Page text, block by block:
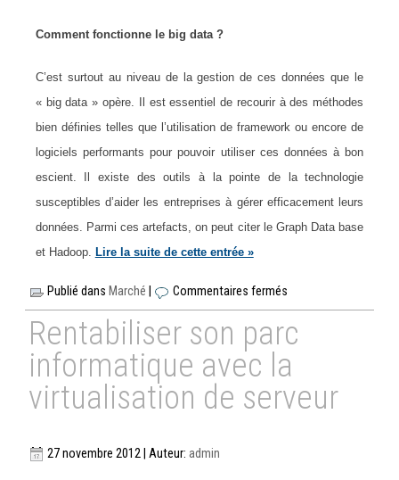
Comment fonctionne le big data ?
C’est surtout au niveau de la gestion de ces données que le
« big data » opère. Il est essentiel de recourir à des méthodes
bien définies telles que l’utilisation de framework ou encore de
logiciels performants pour pouvoir utiliser ces données à bon
escient. Il existe des outils à la pointe de la technologie
susceptibles d’aider les entreprises à gérer efficacement leurs
données. Parmi ces artefacts, on peut citer le Graph Data base
et Hadoop. Lire la suite de cette entrée »
Publié dans Marché Commentaires fermés
Rentabiliser son parc
informatique avec la
virtualisation de serveur
27 novembre 2012 | Auteur:admin